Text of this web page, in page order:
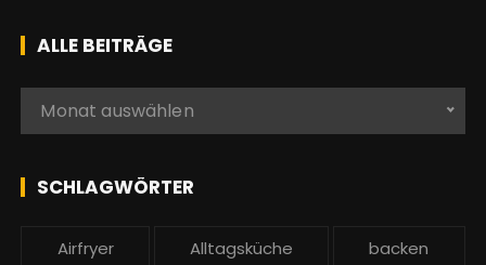
h
e
n
c
:
ALLE BEITRÄGE
e
Monat auswählen
SCHLAGWÖRTER
Airfryer Alltagsküche backen